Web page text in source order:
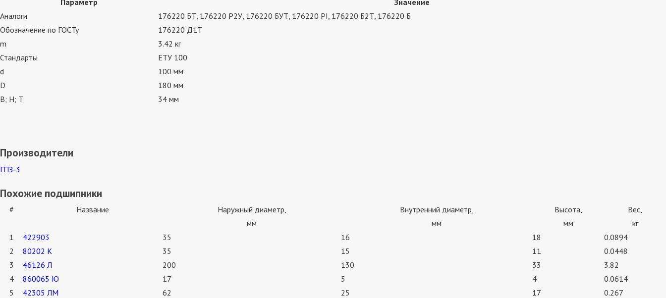
Параметр
Значение
Аналоги
176220 БТ, 176220 Р2У, 176220 БУТ, 176220 РI, 176220 Б2Т, 176220 Б
Обозначение по ГОСТу
176220 Д1Т
m
3.42 кг
Стандарты
ЕТУ 100
d
100 мм
D
180 мм
В; Н; Т
34 мм
Производители
ГПЗ-3
Похожие подшипники
# Название
Наружный диаметр,
мм
Внутренний диаметр,
мм
Высота,
мм
Вес,
кг
1
422903 35 16 18
0.0894
2
80202 К 35 15 11
0.0448
3
46126 Л 200 130 33
3.82
4
860065 Ю 17 5 4
0.0614
5
42305 ЛМ 62 25 17
0.267